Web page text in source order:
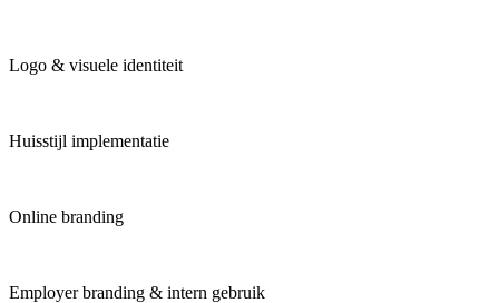
Logo & visuele identiteit
Huisstijl implementatie
Online branding
Employer branding & intern gebruik